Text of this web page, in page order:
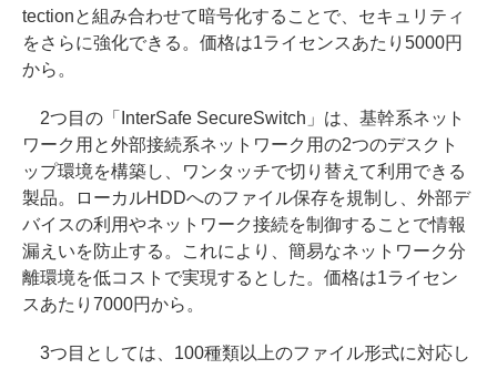
tectionと組み合わせて暗号化することで、セキュリティ
をさらに強化できる。価格は1ライセンスあたり5000円
から。
2つ目の「InterSafe SecureSwitch」は、基幹系ネット
ワーク用と外部接続系ネットワーク用の2つのデスクト
ップ環境を構築し、ワンタッチで切り替えて利用できる
製品。ローカルHDDへのファイル保存を規制し、外部デ
バイスの利用やネットワーク接続を制御することで情報
漏えいを防止する。これにより、簡易なネットワーク分
離環境を低コストで実現するとした。価格は1ライセン
スあたり7000円から。
3つ目としては、100種類以上のファイル形式に対応し